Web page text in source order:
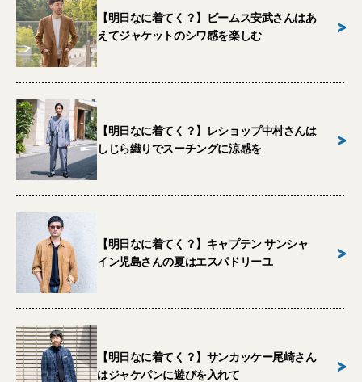
【明日なに着てく？】ビームス安武さんはあ
えてジャケットのシワ感を楽しむ
>
【明日なに着てく？】レショップ中村さんは
しじら織りでスーチングに涼感を
>
【明日なに着てく？】キャプテン サンシャ
イン児島さんの夏はエスパドリーユ
>
【明日なに着てく？】サンカッケー尾崎さん
はジャケパンに遊びを入れて
>